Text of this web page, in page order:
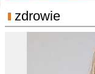
zdrowie